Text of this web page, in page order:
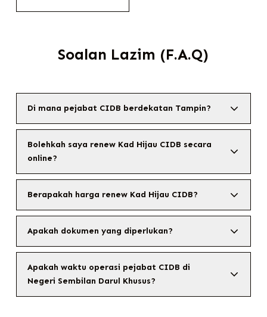
Soalan Lazim (F.A.Q)
Di mana pejabat CIDB berdekatan Tampin?
Bolehkah saya renew Kad Hijau CIDB secara
online?
Berapakah harga renew Kad Hijau CIDB?
Apakah dokumen yang diperlukan?
Apakah waktu operasi pejabat CIDB di
Negeri Sembilan Darul Khusus?